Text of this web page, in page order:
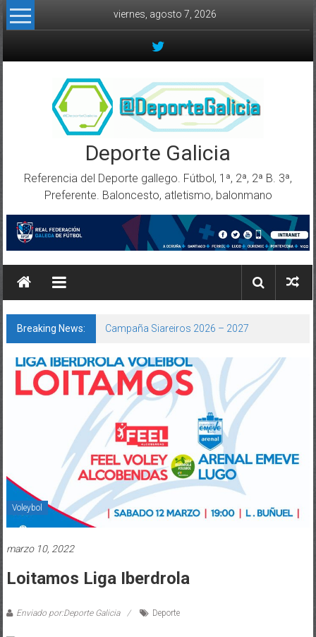
Skip to content
viernes, agosto 7, 2026
Deporte Galicia
Referencia del Deporte gallego. Fútbol, 1ª, 2ª, 2ª B. 3ª,
Preferente. Baloncesto, atletismo, balonmano
Breaking News: Campaña Siareiros 2026 – 2027
Voleybol
marzo 10, 2022
Loitamos Liga Iberdrola
Enviado por:Deporte Galicia Deporte